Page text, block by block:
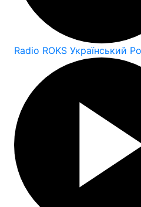
Radio ROKS Український